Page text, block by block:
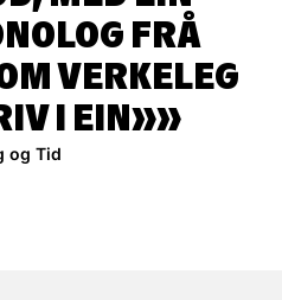
FRÅ
VERKELEG
I EIN»
og Tid